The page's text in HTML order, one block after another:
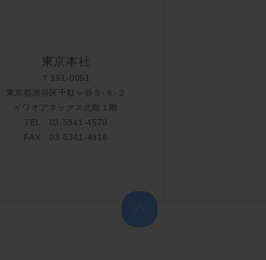
東京本社
〒151-0051
東京都渋谷区千駄ヶ谷５-８-２
イワオアネックス北館１階
TEL 03-5341-4570
FAX 03-5341-4916